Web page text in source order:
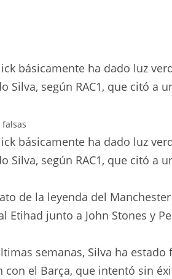
básicamente ha dado luz
Silva, según RAC1, que citó a
falsas
básicamente ha dado luz
Silva, según RAC1, que citó a
de la leyenda del
Etihad junto a John Stones y
semanas, Silva ha
con el Barça, que intentó sin